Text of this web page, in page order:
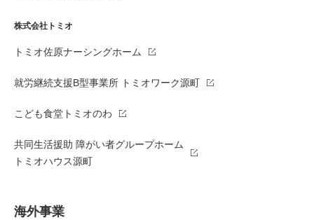
株式会社トミオ
トミオ佐原ナーシングホーム
就労継続支援B型事業所 トミオワーク源町
こども食堂トミオのわ
共同生活援助 障がい者グループホーム
トミオハウス源町
海外事業